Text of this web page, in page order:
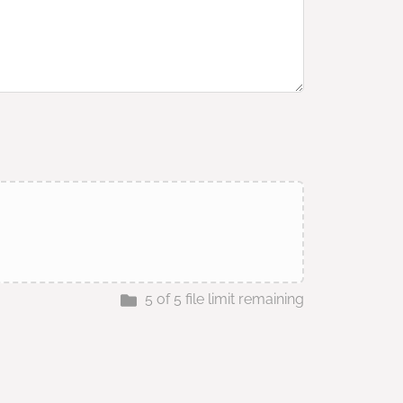
5 of 5 file limit remaining